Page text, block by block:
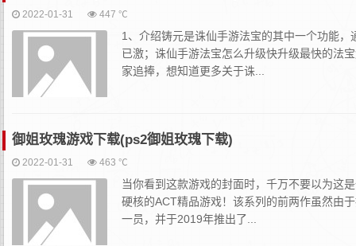
2022-01-31 447 ℃
1、介绍铸元是诛仙手游法宝的其中一个功能
已激；诛仙手游法宝怎么升级快升级最快的法
家追捧，想知道更多关于诛...
御姐玫瑰游戏下载(ps2御姐玫瑰下载)
2022-01-31 463 ℃
当你看到这款游戏的封面时，千万不要以为这
硬核的ACT精品游戏！该系列的前两作虽然由
一员，并于2019年推出了...